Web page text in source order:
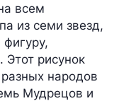
всем
из семи звезд,
рисунок
народов
Мудрецов и